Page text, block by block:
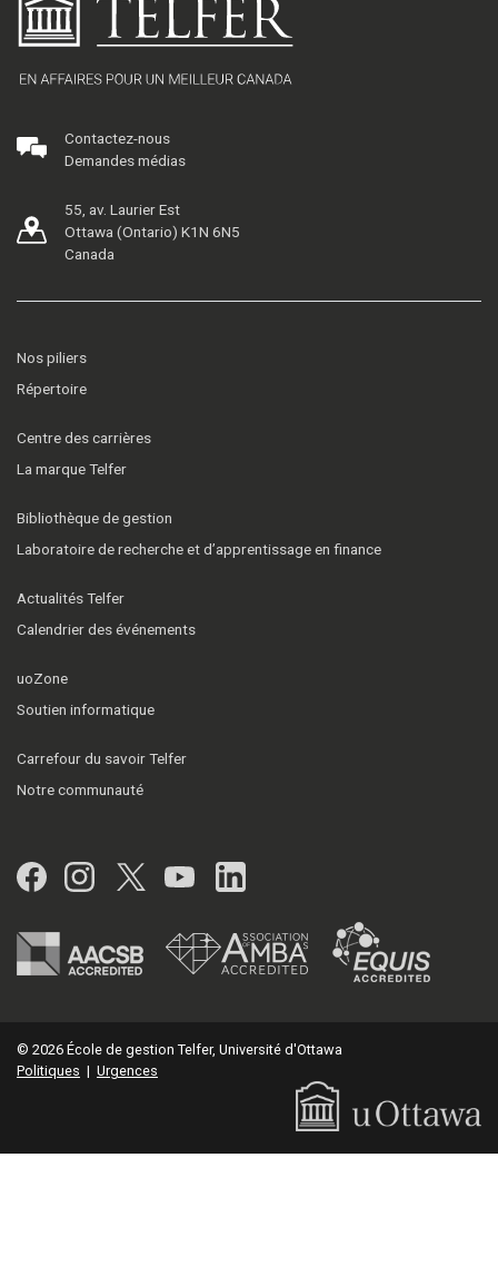
Contactez-nous
Demandes médias
55, av. Laurier Est
Ottawa (Ontario) K1N 6N5
Canada
Nos piliers
Répertoire
Centre des carrières
La marque Telfer
Bibliothèque de gestion
Laboratoire de recherche et d’apprentissage en finance
Actualités Telfer
Calendrier des événements
uoZone
Soutien informatique
Carrefour du savoir Telfer
Notre communauté
Facebook
Instagram
Twitter
YouTubeLinkedIn
© 2026 École de gestion Telfer, Université d'Ottawa
Politiques | Urgences